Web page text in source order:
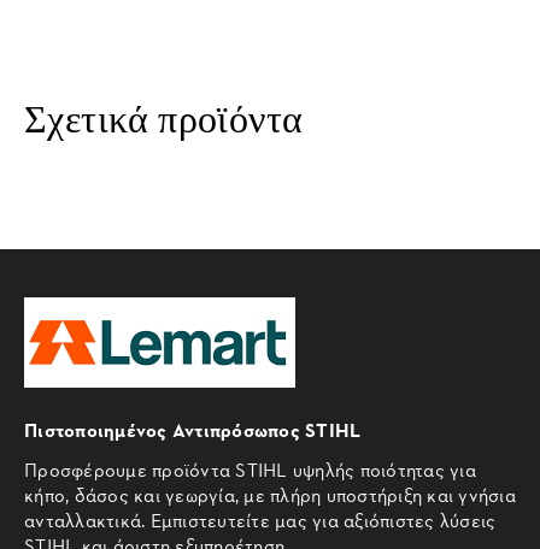
Σχετικά προϊόντα
Πιστοποιημένος Αντιπρόσωπος STIHL
Προσφέρουμε προϊόντα STIHL υψηλής ποιότητας για
κήπο, δάσος και γεωργία, με πλήρη υποστήριξη και γνήσια
ανταλλακτικά. Εμπιστευτείτε μας για αξιόπιστες λύσεις